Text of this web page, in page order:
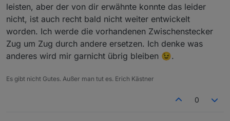
leisten, aber der von dir erwähnte konnte das leider
nicht, ist auch recht bald nicht weiter entwickelt
worden. Ich werde die vorhandenen Zwischenstecker
Zug um Zug durch andere ersetzen. Ich denke was
anderes wird mir garnicht übrig bleiben 😉.
Es gibt nicht Gutes. Außer man tut es. Erich Kästner
0